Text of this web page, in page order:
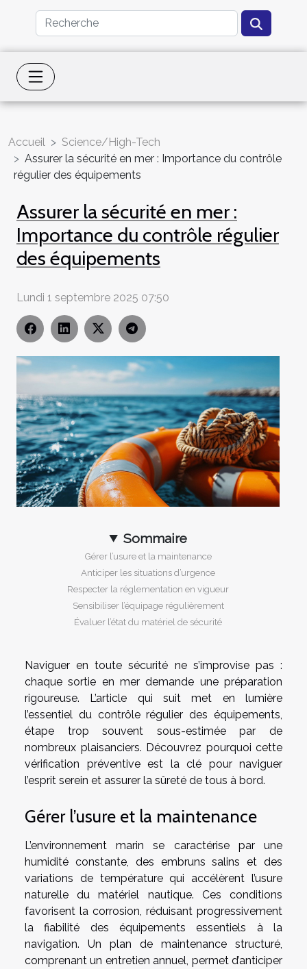
Accueil
Science/High-Tech
Assurer la sécurité en mer : Importance du contrôle
régulier des équipements
Assurer la sécurité en mer :
Importance du contrôle régulier
des équipements
Lundi 1 septembre 2025 07:50
Sommaire
Gérer l’usure et la maintenance
Anticiper les situations d’urgence
Respecter la réglementation en vigueur
Sensibiliser l’équipage régulièrement
Évaluer l’état du matériel de sécurité
Naviguer en toute sécurité ne s’improvise pas :
chaque sortie en mer demande une préparation
rigoureuse. L’article qui suit met en lumière
l’essentiel du contrôle régulier des équipements,
étape trop souvent sous-estimée par de
nombreux plaisanciers. Découvrez pourquoi cette
vérification préventive est la clé pour naviguer
l’esprit serein et assurer la sûreté de tous à bord.
Gérer l’usure et la maintenance
L’environnement marin se caractérise par une
humidité constante, des embruns salins et des
variations de température qui accélèrent l’usure
naturelle du matériel nautique. Ces conditions
favorisent la corrosion, réduisant progressivement
la fiabilité des équipements essentiels à la
navigation. Un plan de maintenance structuré,
comprenant un entretien annuel, permet d’anticiper